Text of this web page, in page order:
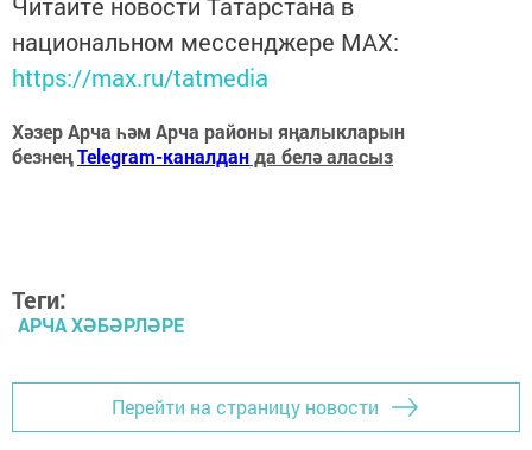
национальном мессенджере MАХ:
https://max.ru/tatmedia
Хәзер Арча һәм Арча районы яңалыкларын
безнеңTelegram-каналданда белә аласыз
Теги:
АРЧА ХӘБӘРЛӘРЕ
Перейти на страницу новости